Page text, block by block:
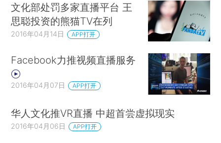
文化部处罚多家直播平台 王
思聪投资的熊猫TV在列
2016年04月14日 APP打开
Facebook力推视频直播服务
2016年04月07日 APP打开
华人文化推VR直播 中超首尝虚拟现实
2016年04月06日 APP打开